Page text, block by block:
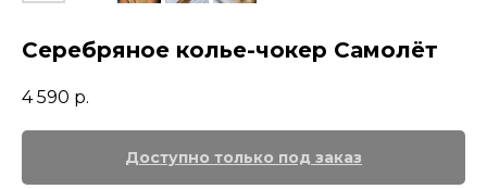
Серебряное колье-чокер Самолёт
4 590 р.